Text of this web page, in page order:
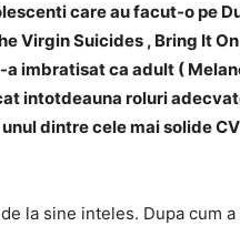
care au facut-o pe
Virgin Suicides , Bring It
imbratisat ca adult (
intotdeauna roluri
dintre cele mai solide
la sine inteles. Dupa cum